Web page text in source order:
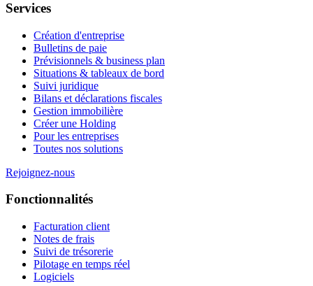
Services
Création d'entreprise
Bulletins de paie
Prévisionnels & business plan
Situations & tableaux de bord
Suivi juridique
Bilans et déclarations fiscales
Gestion immobilière
Créer une Holding
Pour les entreprises
Toutes nos solutions
Rejoignez-nous
Fonctionnalités
Facturation client
Notes de frais
Suivi de trésorerie
Pilotage en temps réel
Logiciels